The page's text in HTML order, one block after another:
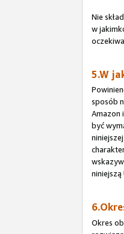
Nie
w
5.W
sposób
Amazon
być
niniejszą
Okres